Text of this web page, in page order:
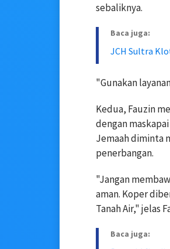
sebaliknya.
Baca juga:
JCH Sultra
"Gunakan
Kedua, Fauzin
dengan
Jemaah diminta
penerbangan.
"Jangan
aman. Koper
Tanah Air," jelas
Baca juga: